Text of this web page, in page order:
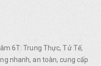
6T: Trung Thực, Tử Tế,
nhanh, an toàn, cung cấp